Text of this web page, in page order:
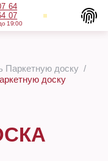
64
07
19:00
Паркетную доску
доску